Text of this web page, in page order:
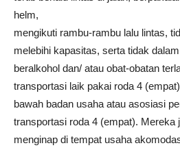
helm,
mengikuti rambu-rambu lalu lintas,
melebihi kapasitas, serta tidak
beralkohol dan/ atau obat-obatan
transportasi laik pakai roda 4
bawah badan usaha atau asosiasi
transportasi roda 4 (empat). Mereka
menginap di tempat usaha